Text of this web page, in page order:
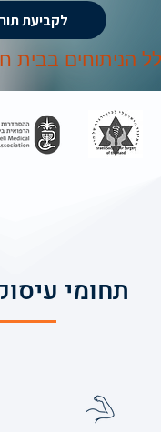
לקביעת תור
הניתוחים בבית
תחומי